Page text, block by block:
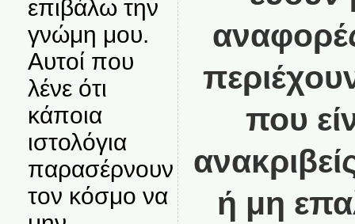
επιβάλω την
γνώμη μου.
Αυτοί που
λένε ότι
κάποια
ιστολόγια
παρασέρνουν
τον κόσμο να
που
ή μη